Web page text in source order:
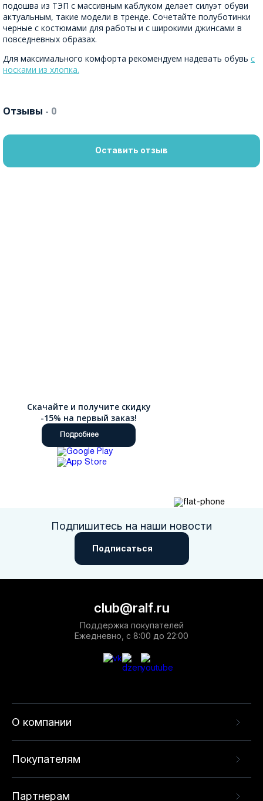
подошва из ТЭП с массивным каблуком делает силуэт обуви
актуальным, такие модели в тренде. Сочетайте полуботинки
черные с костюмами для работы и с широкими джинсами в
повседневных образах.
Для максимального комфорта рекомендуем надевать обувь с
носками из хлопка.
Отзывы - 0
Оставить отзыв
Скачайте и получите скидку
-15% на первый заказ!
Подробнее
Подпишитесь на наши новости
Подписаться
О компании
Покупателям
Партнерам
club@ralf.ru
Поддержка покупателей
Ежедневно, с 8:00 до 22:00